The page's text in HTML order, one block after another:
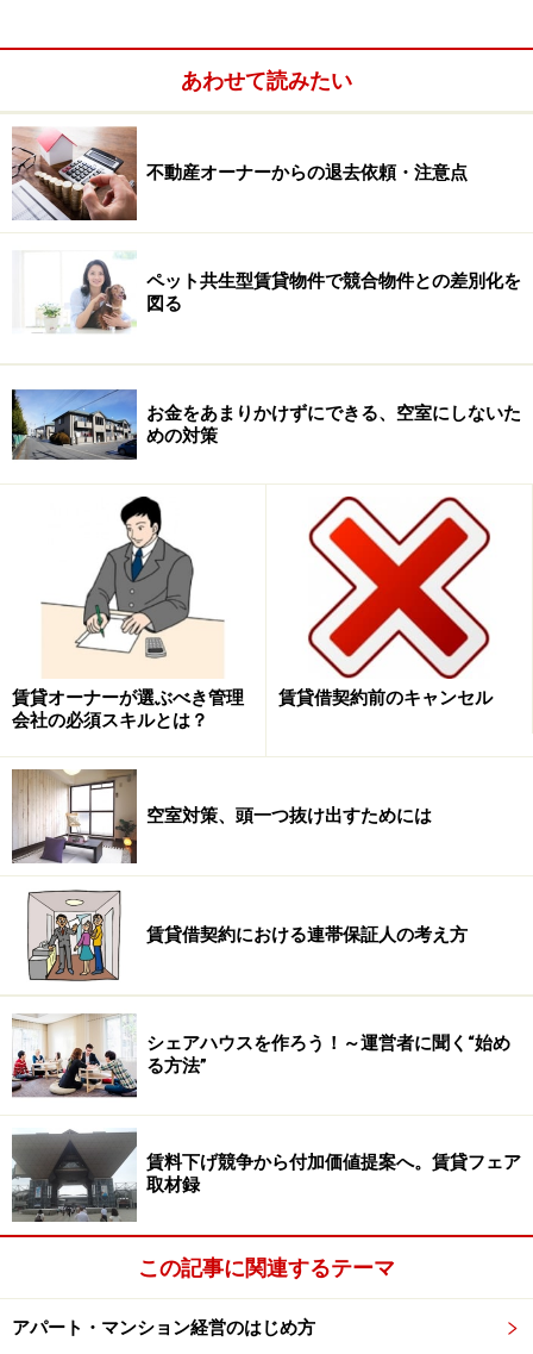
つい先日、私が手がけているコンサルティング案件でも
建設会社から、ビックリするような高値で見積りが提出
されました。何しろ、予定より２割も高い見積りが出て
しまったので、このままでは、到底計画を進めることは
出来ません。早急に、次の手を考えなくてはならない状
況です。きっと同じようなお悩みをお持ちのオーナー様
も多いことと思います。
そこで、今回は見積りと予算が合わないときの対応につ
いて考えてみたいと思います。
見積りが予算に合わないときの対応
実際に予算の合わない見積りが出てきたとき、一体、ど
のように対応すればよいでしょうか。パッと浮かんだ方
法を２つお伝えします。
【その１】指値で打診する
この点については、以前、2006年7月31日記事でも
算が合わないときの交渉術」としてご紹介したことがあ
りますが、ズバリ、指値で交渉すると、見積りが下がる
おさらいですが見積りの打診の仕方は、大きく分けると
２種類あります。
（１）入札方式
し、条件の良いところに発注します。いわゆる相見積り
あわせて読みたい
不動産オーナーからの退去依頼・注意点
ペット共生型賃貸物件で競合物件との差別化を
図る
お金をあまりかけずにできる、空室にしないた
めの対策
賃貸オーナーが選ぶべき管理
会社の必須スキルとは？
賃貸借契約前のキャンセル
空室対策、頭一つ抜け出すためには
賃貸借契約における連帯保証人の考え方
シェアハウスを作ろう！～運営者に聞く“始め
る方法”
賃料下げ競争から付加価値提案へ。賃貸フェア
取材録
この記事に関連するテーマ
アパート・マンション経営のはじめ方